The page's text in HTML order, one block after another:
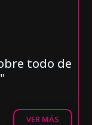
todo de
VER MÁS